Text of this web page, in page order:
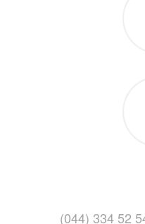
(044) 334 52